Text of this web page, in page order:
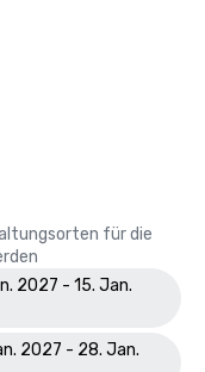
für die
2027 - 15. Jan.
2027 - 28. Jan.